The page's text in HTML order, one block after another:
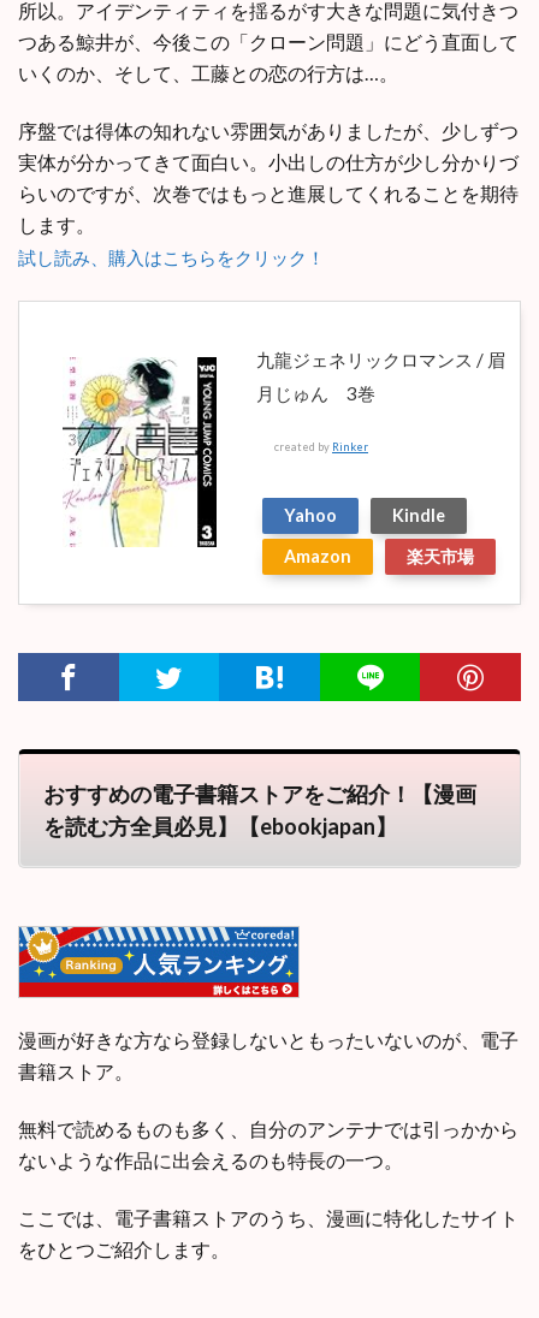
所以。アイデンティティを揺るがす大きな問題に気付きつ
つある鯨井が、今後この「クローン問題」にどう直面して
いくのか、そして、工藤との恋の行方は…。
序盤では得体の知れない雰囲気がありましたが、少しずつ
実体が分かってきて面白い。小出しの仕方が少し分かりづ
らいのですが、次巻ではもっと進展してくれることを期待
します。
試し読み、購入はこちらをクリック！
九龍ジェネリックロマンス / 眉
月じゅん 3巻
created by Rinker
Yahoo
Kindle
Amazon
楽天市場
おすすめの電子書籍ストアをご紹介！【漫画
を読む方全員必見】【ebookjapan】
漫画が好きな方なら登録しないともったいないのが、電子
書籍ストア。
無料で読めるものも多く、自分のアンテナでは引っかから
ないような作品に出会えるのも特長の一つ。
ここでは、電子書籍ストアのうち、漫画に特化したサイト
をひとつご紹介します。